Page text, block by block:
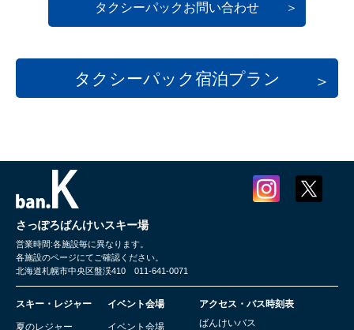
タクシーパックお問い合わせ
タクシーパック宿泊プラン
さっぽろばんけいスキー場
営業時間:各施設毎に異なります。
各施設のページにてご確認ください。
北海道札幌市中央区盤渓410 011-641-0071
スキー・レジャー
夏のレジャー
イベント会場
イベント会場
アクセス・バス時刻表
ばんけいバス